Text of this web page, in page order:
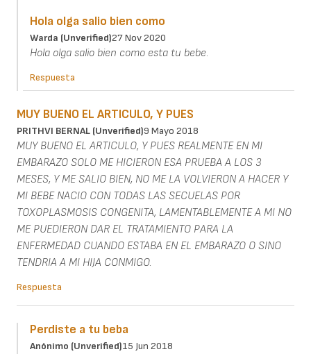
Hola olga salio bien como
Warda (unverified)27 Nov 2020
Hola olga salio bien como esta tu bebe.
Respuesta
MUY BUENO EL ARTICULO, Y PUES
PRITHVI BERNAL (unverified)9 Mayo 2018
MUY BUENO EL ARTICULO, Y PUES REALMENTE EN MI
EMBARAZO SOLO ME HICIERON ESA PRUEBA A LOS 3
MESES, Y ME SALIO BIEN, NO ME LA VOLVIERON A HACER Y
MI BEBE NACIO CON TODAS LAS SECUELAS POR
TOXOPLASMOSIS CONGENITA, LAMENTABLEMENTE A MI NO
ME PUEDIERON DAR EL TRATAMIENTO PARA LA
ENFERMEDAD CUANDO ESTABA EN EL EMBARAZO O SINO
TENDRIA A MI HIJA CONMIGO.
Respuesta
Perdiste a tu beba
Anónimo (unverified)15 Jun 2018